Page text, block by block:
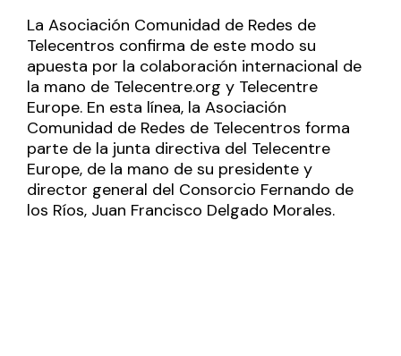
La Asociación Comunidad de Redes de
Telecentros confirma de este modo su
apuesta por la colaboración internacional de
la mano de Telecentre.org y Telecentre
Europe. En esta línea, la Asociación
Comunidad de Redes de Telecentros forma
parte de la junta directiva del Telecentre
Europe, de la mano de su presidente y
director general del Consorcio Fernando de
los Ríos, Juan Francisco Delgado Morales.